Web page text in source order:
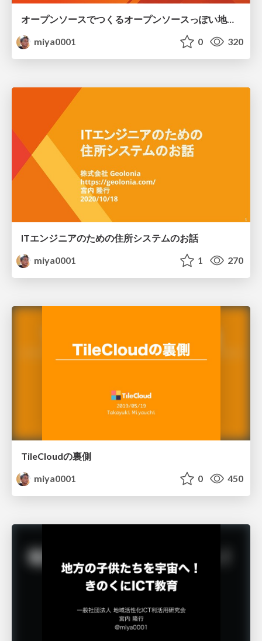
オープンソースでつくるオープンソースっぽい地図の会社の挑戦
miya0001
0 320
ITエンジニアのための住所システムのお話
miya0001
1 270
TileCloudの裏側
miya0001
0 450